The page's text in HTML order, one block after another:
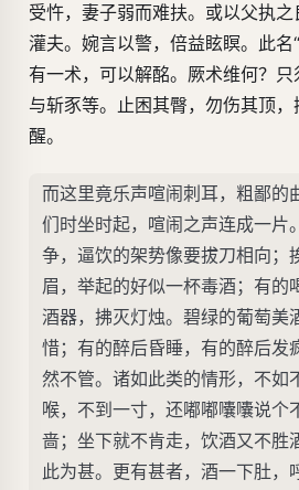
受忤，妻子弱而难扶。或以父执
灌夫。婉言以警，倍益眩瞑。此名
有一术，可以解酩。厥术维何？只
与斩豕等。止困其臀，勿伤其顶
醒。
而这里竟乐声喧闹刺耳，粗鄙的
们时坐时起，喧闹之声连成一片
争，逼饮的架势像要拔刀相向；
眉，举起的好似一杯毒酒；有的
酒器，拂灭灯烛。碧绿的葡萄美
惜；有的醉后昏睡，有的醉后发
然不管。诸如此类的情形，不如
喉，不到一寸，还嘟嘟囔囔说个
啬；坐下就不肯走，饮酒又不胜
此为甚。更有甚者，酒一下肚，